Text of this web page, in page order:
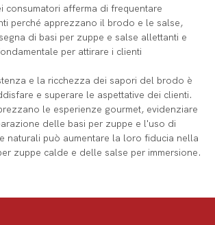
consumatori afferma di frequentare
perché apprezzano il brodo e le salse,
di basi per zuppe e salse allettanti e
per attirare i clienti
e la ricchezza dei sapori del brodo è
e superare le aspettative dei clienti.
le esperienze gourmet, evidenziare
delle basi per zuppe e l'uso di
naturali può aumentare la loro fiducia nella
zuppe calde e delle salse per immersione.